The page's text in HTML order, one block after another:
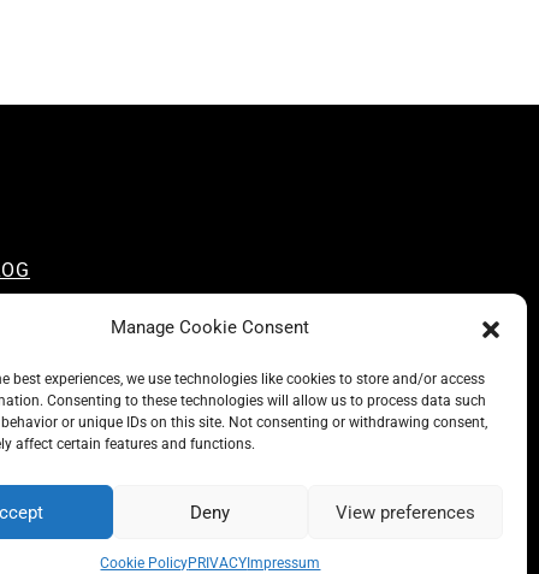
Manage Cookie Consent
best experiences, we use technologies like cookies to store and/or access
Consenting to these technologies will allow us to process data such
or unique IDs on this site. Not consenting or withdrawing consent,
affect certain features and functions.
Deny View preferences
Cookie PolicyPRIVACY Impressum
CARRIE RECOMMENDS
A CARRIE